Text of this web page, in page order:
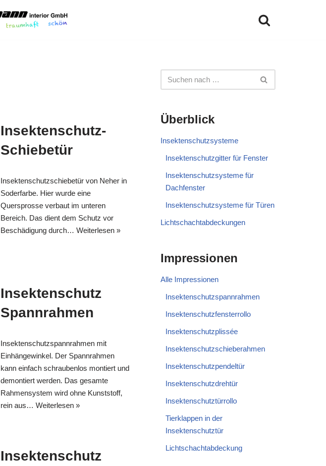
Insektenschutz-
Schiebetür
Insektenschutzschiebetür von Neher in
Soderfarbe. Hier wurde eine
Quersprosse verbaut im unteren
Bereich. Das dient dem Schutz vor
Beschädigung durch… Weiterlesen »
Insektenschutz
Spannrahmen
Insektenschutzspannrahmen mit
Einhängewinkel. Der Spannrahmen
kann einfach schraubenlos montiert und
demontiert werden. Das gesamte
Rahmensystem wird ohne Kunststoff,
rein aus… Weiterlesen »
Insektenschutz
Überblick
Insektenschutzsysteme
Insektenschutzgitter für Fenster
Insektenschutzsysteme für
Dachfenster
Insektenschutzsysteme für Türen
Lichtschachtabdeckungen
Impressionen
Alle Impressionen
Insektenschutzspannrahmen
Insektenschutzfensterrollo
Insektenschutzplissée
Insektenschutzschieberahmen
Insektenschutzpendeltür
Insektenschutzdrehtür
Insektenschutztürrollo
Tierklappen in der
Insektenschutztür
Lichtschachtabdeckung